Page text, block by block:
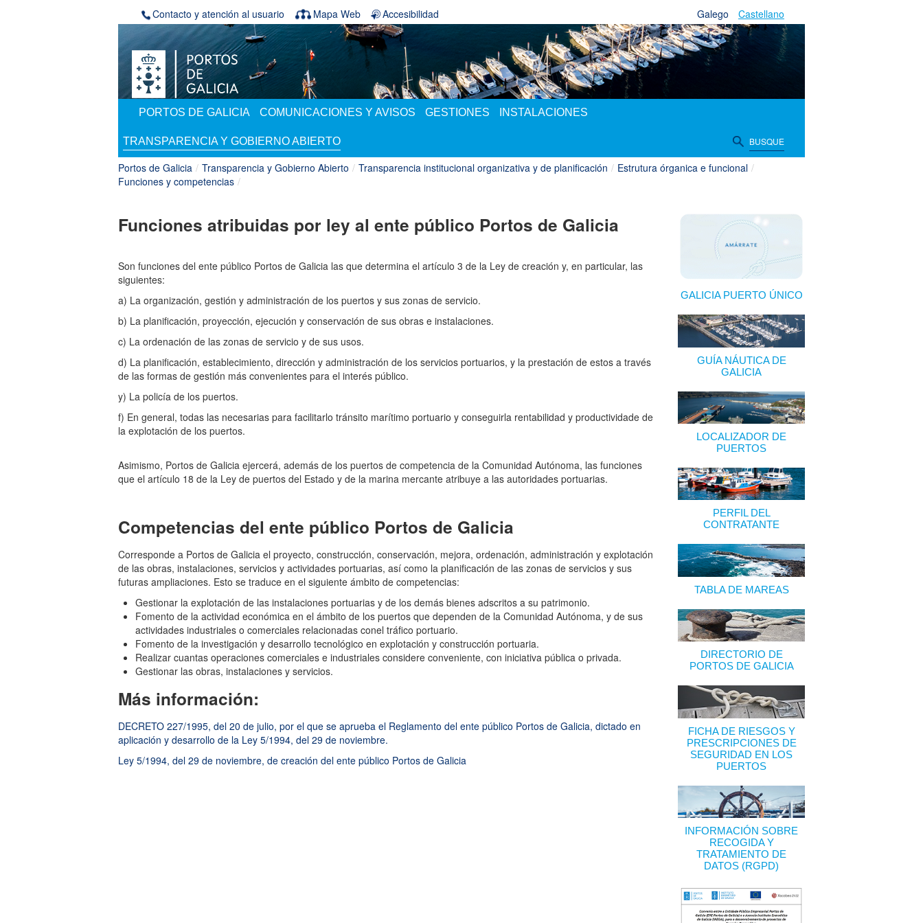
Contacto y atención al usuario Mapa Web Accesibilidad Galego Castellano
PORTOS DE GALICIA COMUNICACIONES Y AVISOS GESTIONES INSTALACIONES
TRANSPARENCIA Y GOBIERNO ABIERTO BUSQUE
Portos de Galicia / Transparencia y Gobierno Abierto / Transparencia institucional organizativa y de planificación / Estrutura órganica e funcional /
Funciones y competencias /
GALICIA PUERTO ÚNICO
GUÍA NÁUTICA DE
GALICIA
LOCALIZADOR DE
PUERTOS
PERFIL DEL
CONTRATANTE
TABLA DE MAREAS
DIRECTORIO DE
PORTOS DE GALICIA
FICHA DE RIESGOS Y
PRESCRIPCIONES DE
SEGURIDAD EN LOS
PUERTOS
INFORMACIÓN SOBRE
RECOGIDA Y
TRATAMIENTO DE
DATOS (RGPD)
Funciones atribuidas por ley al ente público Portos de Galicia
Son funciones del ente público Portos de Galicia las que determina el artículo 3 de la Ley de creación y, en particular, las
siguientes:
a) La organización, gestión y administración de los puertos y sus zonas de servicio.
b) La planificación, proyección, ejecución y conservación de sus obras e instalaciones.
c) La ordenación de las zonas de servicio y de sus usos.
d) La planificación, establecimiento, dirección y administración de los servicios portuarios, y la prestación de estos a través
de las formas de gestión más convenientes para el interés público.
y) La policía de los puertos.
f) En general, todas las necesarias para facilitarlo tránsito marítimo portuario y conseguirla rentabilidad y productividade de
la explotación de los puertos.
Asimismo, Portos de Galicia ejercerá, además de los puertos de competencia de la Comunidad Autónoma, las funciones
que el artículo 18 de la Ley de puertos del Estado y de la marina mercante atribuye a las autoridades portuarias.
Competencias del ente público Portos de Galicia
Corresponde a Portos de Galicia el proyecto, construcción, conservación, mejora, ordenación, administración y explotación
de las obras, instalaciones, servicios y actividades portuarias, así como la planificación de las zonas de servicios y sus
futuras ampliaciones. Esto se traduce en el siguiente ámbito de competencias:
Gestionar la explotación de las instalaciones portuarias y de los demás bienes adscritos a su patrimonio.
Fomento de la actividad económica en el ámbito de los puertos que dependen de la Comunidad Autónoma, y de sus
actividades industriales o comerciales relacionadas conel tráfico portuario.
Fomento de la investigación y desarrollo tecnológico en explotación y construcción portuaria.
Realizar cuantas operaciones comerciales e industriales considere conveniente, con iniciativa pública o privada.
Gestionar las obras, instalaciones y servicios.
Más información:
DECRETO 227/1995, del 20 de julio, por el que se aprueba el Reglamento del ente público Portos de Galicia, dictado en
aplicación y desarrollo de la Ley 5/1994, del 29 de noviembre.
Ley 5/1994, del 29 de noviembre, de creación del ente público Portos de Galicia